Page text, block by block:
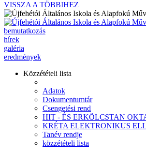
VISSZA A TÖBBIHEZ
bemutatkozás
hírek
galéria
eredmények
Közzétételi lista
Adatok
Dokumentumtár
Csengetési rend
HIT - ÉS ERKÖLCSTAN
KRÉTA ELEKTRONIKUS
Tanév rendje
közzétételi lista